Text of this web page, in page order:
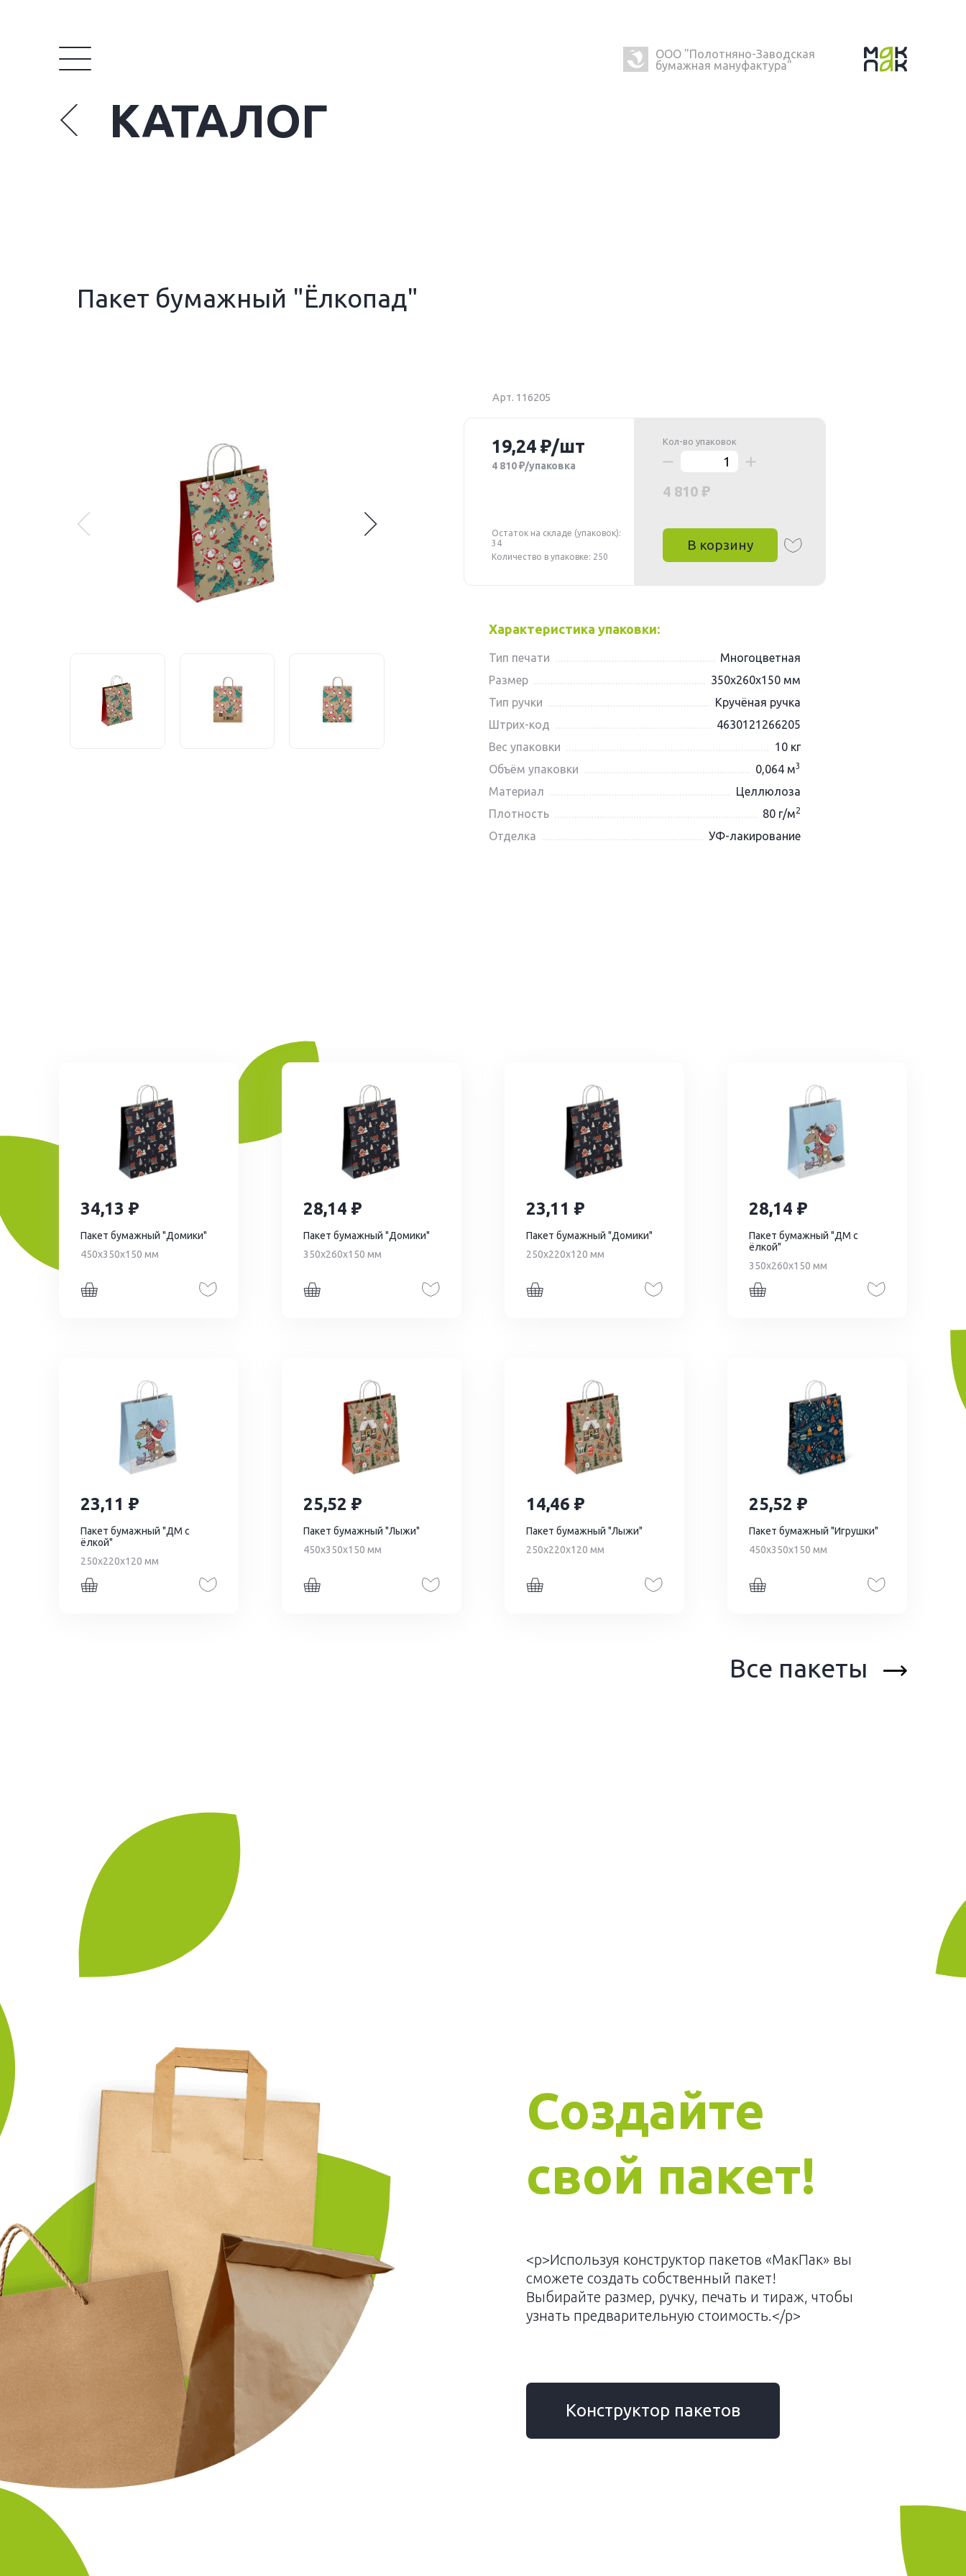
ООО "Полотняно-Заводская
бумажная мануфактура"
КАТАЛОГ
Пакет бумажный "Ёлкопад"
Арт. 116205
19,24 /шт
4 810 /упаковка
Остаток на складе (упаковок):
34
Количество в упаковке: 250
Кол-во упаковок
4 810
В корзину
Характеристика упаковки:
Тип печати
Многоцветная
Размер
350х260х150 мм
Тип ручки
Кручёная ручка
Штрих-код
4630121266205
Вес упаковки
10 кг
Объём упаковки
0,064 м3
Материал
Целлюлоза
Плотность
80 г/м2
Отделка УФ-лакирование
34,13
Пакет бумажный "Домики"
450х350х150 мм
28,14
Пакет бумажный "Домики"
350х260х150 мм
23,11
Пакет бумажный "Домики"
250х220х120 мм
28,14
Пакет бумажный "ДМ с
ёлкой"
350х260х150 мм
23,11
Пакет бумажный "ДМ с
ёлкой"
250х220х120 мм
25,52
Пакет бумажный "Лыжи"
450х350х150 мм
14,46
Пакет бумажный "Лыжи"
250х220х120 мм
25,52
Пакет бумажный "Игрушки"
450х350х150 мм
Все пакеты
Создайте
свой пакет!
<p>Используя конструктор пакетов «МакПак» вы
сможете создать собственный пакет!
Выбирайте размер, ручку, печать и тираж, чтобы
узнать предварительную стоимость.</p>
Конструктор пакетов